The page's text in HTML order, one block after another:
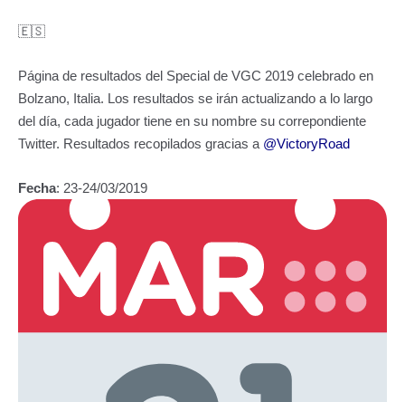
🇪🇸
Página de resultados del Special de VGC 2019 celebrado en
Bolzano, Italia. Los resultados se irán actualizando a lo largo
del día, cada jugador tiene en su nombre su correpondiente
Twitter. Resultados recopilados gracias a @VictoryRoad
Fecha: 23-24/03/2019